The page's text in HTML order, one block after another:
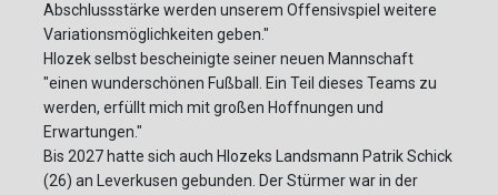
Abschlussstärke werden unserem Offensivspiel weitere
Variationsmöglichkeiten geben."
Hlozek selbst bescheinigte seiner neuen Mannschaft
"einen wunderschönen Fußball. Ein Teil dieses Teams zu
werden, erfüllt mich mit großen Hoffnungen und
Erwartungen."
Bis 2027 hatte sich auch Hlozeks Landsmann Patrik Schick
(26) an Leverkusen gebunden. Der Stürmer war in der